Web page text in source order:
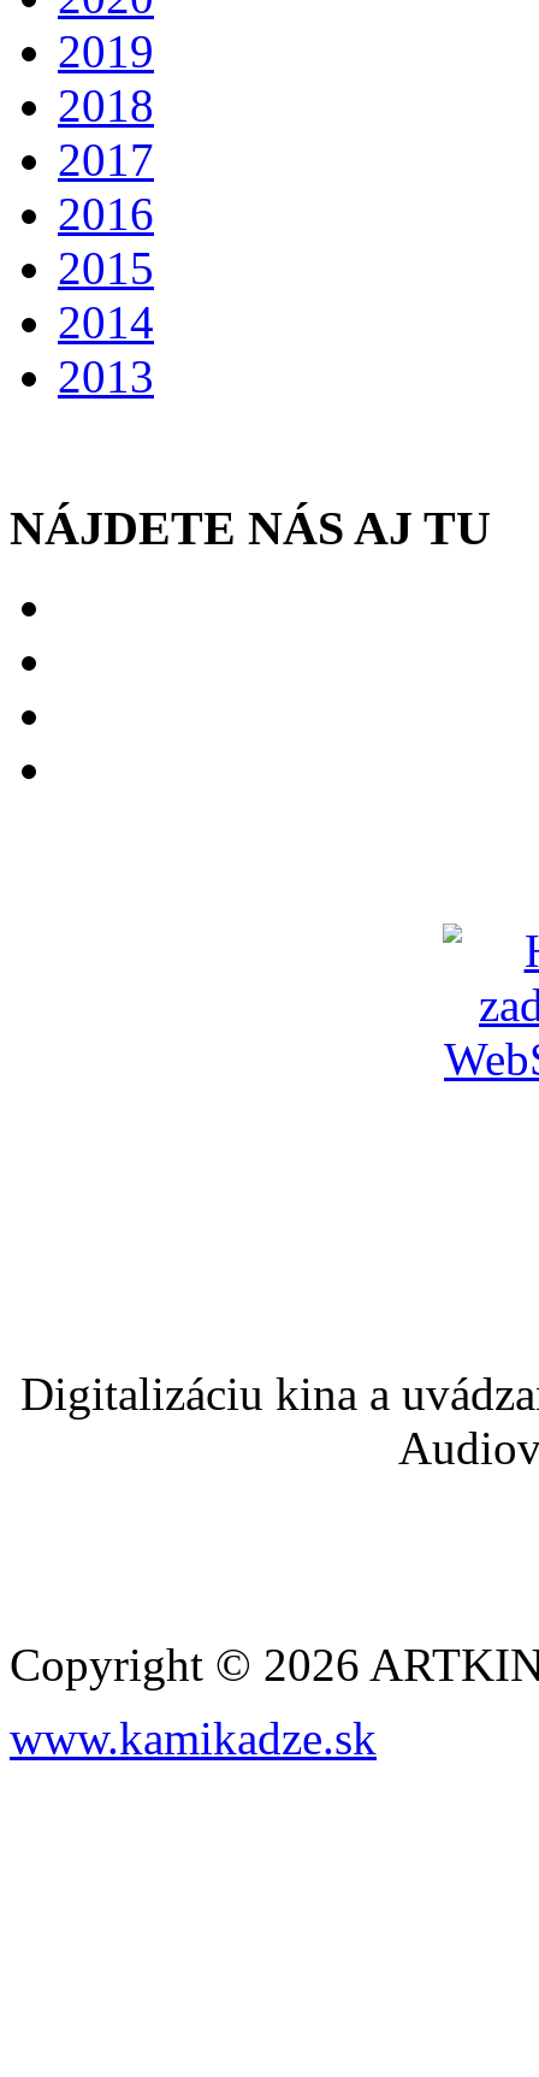
2019
2018
2017
2016
2015
2014
2013
NÁJDETE NÁS AJ TU
Digitalizáciu kina a
Copyright © 2026
www.kamikadze.sk